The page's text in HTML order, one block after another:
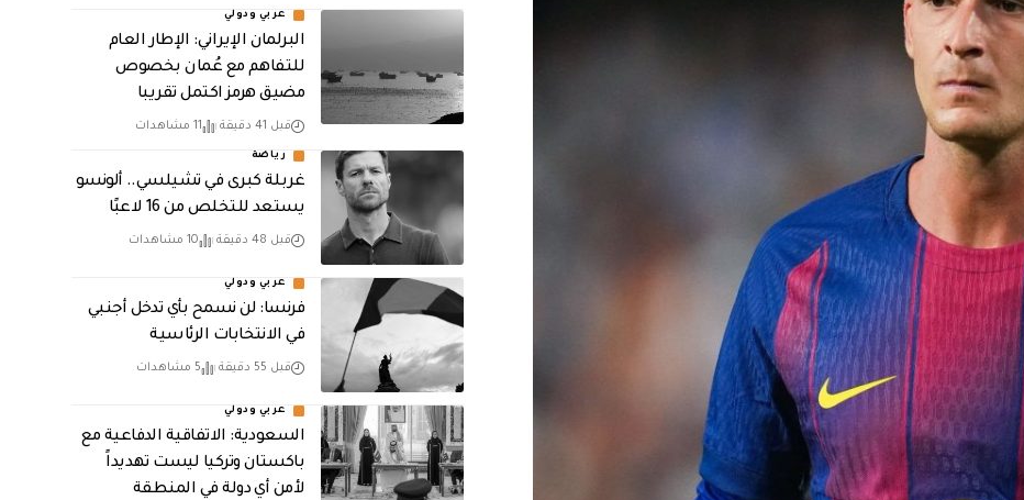
عربي ودولي
البرلمان الإيراني: الإطار العام
للتفاهم مع عُمان بخصوص
مضيق هرمز اكتمل تقريبا
قبل 41 دقيقة 11 مشاهدات
رياضة
غربلة كبرى في تشيلسي.. ألونسو
يستعد للتخلص من 16 لاعبًا
قبل 48 دقيقة 10 مشاهدات
عربي ودولي
فرنسا: لن نسمح بأي تدخل أجنبي
في الانتخابات الرئاسية
قبل 55 دقيقة 5 مشاهدات
عربي ودولي
السعودية: الاتفاقية الدفاعية مع
باكستان وتركيا ليست تهديداً
لأمن أي دولة في المنطقة